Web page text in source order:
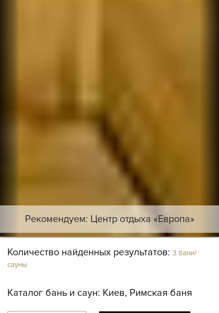
Рекомендуем: Центр отдыха «Европа»
Количество найденных результатов: 3 бани/
сауны
Каталог бань и саун: Киев, Римская баня